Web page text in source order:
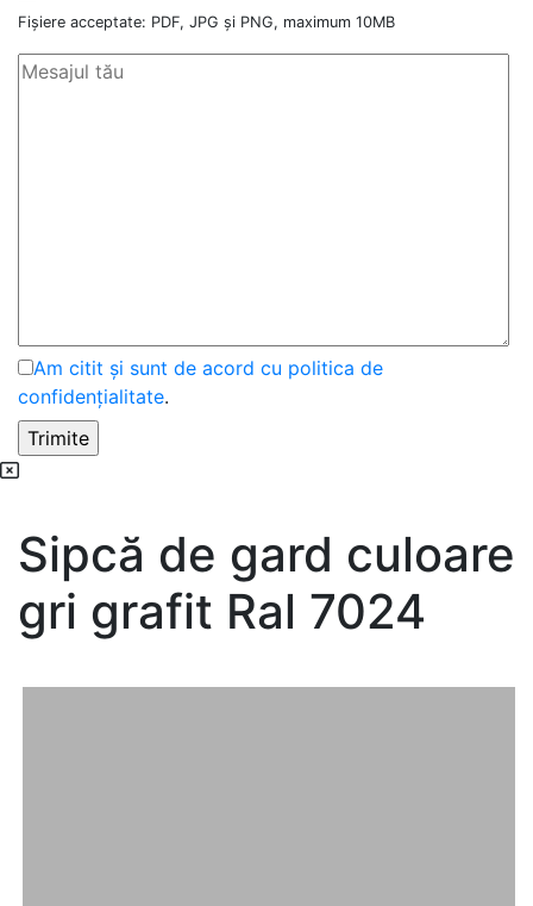
Fișiere acceptate: PDF, JPG și PNG, maximum 10MB
Am citit și sunt de acord cu politica de
confidențialitate.
Sipcă de gard culoare
gri grafit Ral 7024